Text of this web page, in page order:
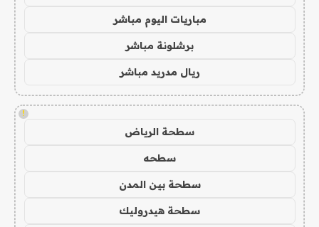
مباريات اليوم مباشر
برشلونة مباشر
ريال مدريد مباشر
!
سطحة الرياض
سطحه
سطحة بين المدن
سطحة هيدروليك